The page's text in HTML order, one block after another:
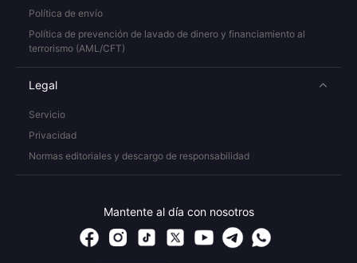
Política de envío
Política de prevención de lavado de dinero y financiamiento al
terrorismo (AML/CFT)
Legal
Servicio
Privacidad
Normas editoriales y descargo de responsabilidad
Mantente al día con nosotros